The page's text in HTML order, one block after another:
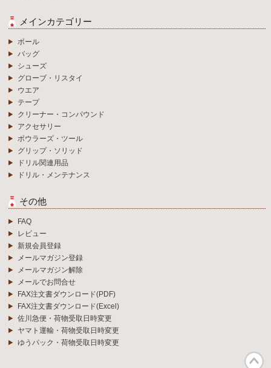
メインカテゴリー
ボール
バッグ
シューズ
グローブ・リスタイ
ウエア
テープ
クリーナー・コンパウンド
アクセサリー
ボウラーズ・ツール
グリップ・ソリッド
ドリル関連用品
ドリル・メンテナンス
その他
FAQ
レビュー
新規会員登録
メールマガジン登録
メールマガジン解除
メールでお問合せ
FAX注文書ダウンロード(PDF)
FAX注文書ダウンロード(Excel)
佐川急便・荷物受取日時変更
ヤマト運輸・荷物受取日時変更
ゆうパック・荷物受取日時変更